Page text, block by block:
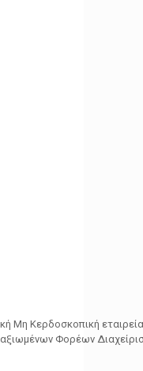
Μη Κερδοσκοπική
Φορέων